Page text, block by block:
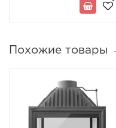
Похожие товары